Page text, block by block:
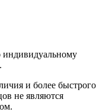
индивидуальному
и более быстрого
не являются